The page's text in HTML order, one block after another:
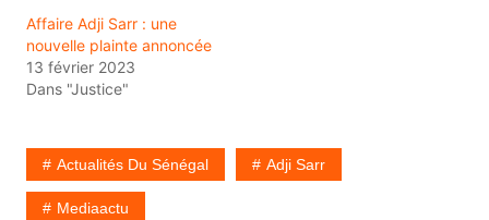
Affaire Adji Sarr : une
nouvelle plainte annoncée
13 février 2023
Dans "Justice"
Actualités Du Sénégal Adji Sarr
Mediaactu